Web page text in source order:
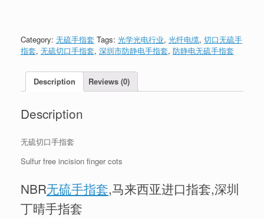
Category: 无硫手指套 Tags: 光学光电行业, 光纤电缆, 切口无硫手
指套, 无硫切口手指套, 深圳市防静电手指套, 防静电无硫手指套
Description Reviews (0)
Description
无硫切口手指套
Sulfur free incision finger cots
NBR无硫手指套,马来西亚进口指套,深圳
丁晴手指套